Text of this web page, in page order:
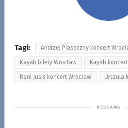
Tagi: Andrzej Piaseczny koncert
Kayah bilety Wrocław Kayah koncert
Reni Jusis koncert Wrocław Urszula